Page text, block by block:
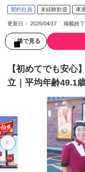
契約社員 未経験歓迎 車
更新日： 2026/04/17 掲載終了
後で見る
【初めてでも安心
立｜平均年齢49.1